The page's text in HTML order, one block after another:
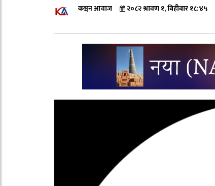
कञ्चन आवाज २०८२ श्रावण १, बिहीबार १८:४५